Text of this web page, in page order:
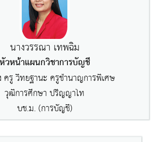
นางวรรณา เทพฉิม
หัวหน้าแผนกวิชาการบัญชี
ครู วิทยฐานะ ครูชำนาญการพิเศษ
วุฒิการศึกษา ปริญญาโท
บช.ม. (การบัญชี)